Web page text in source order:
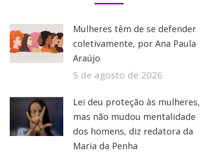
Mulheres têm de se defender
coletivamente, por Ana Paula
Araújo
5 de agosto de 2026
Lei deu proteção às mulheres,
mas não mudou mentalidade
dos homens, diz redatora da
Maria da Penha